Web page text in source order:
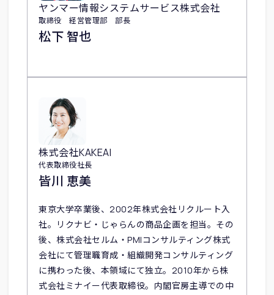
ヤンマー情報システムサービス株式会社
取締役 経営管理部 部長
松下 智也
株式会社KAKEAI
代表取締役社長
皆川 恵美
東京大学卒業後、2002年株式会社リクルート入
社。リクナビ・じゃらんの商品企画を担当。その
後、株式会社セルム・PMIコンサルティング株式
会社にて管理職育成・組織開発コンサルティング
に携わった後、本領域にて独立。2010年から株
式会社ミナイー代表取締役。内閣官房主導での中